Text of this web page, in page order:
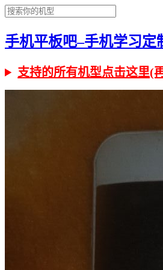
手机平板吧–手机学习定
支持的所有机型点击这里(